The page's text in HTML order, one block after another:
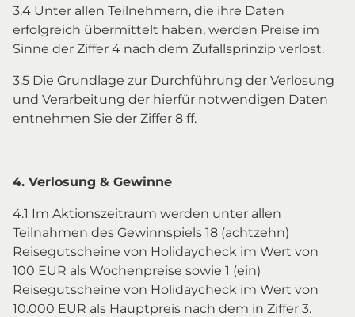
3.4 Unter allen Teilnehmern, die ihre Daten
erfolgreich übermittelt haben, werden Preise im
Sinne der Ziffer 4 nach dem Zufallsprinzip verlost.
3.5 Die Grundlage zur Durchführung der Verlosung
und Verarbeitung der hierfür notwendigen Daten
entnehmen Sie der Ziffer 8 ff.
4. Verlosung & Gewinne
4.1 Im Aktionszeitraum werden unter allen
Teilnahmen des Gewinnspiels 18 (achtzehn)
Reisegutscheine von Holidaycheck im Wert von
100 EUR als Wochenpreise sowie 1 (ein)
Reisegutscheine von Holidaycheck im Wert von
10.000 EUR als Hauptpreis nach dem in Ziffer 3.